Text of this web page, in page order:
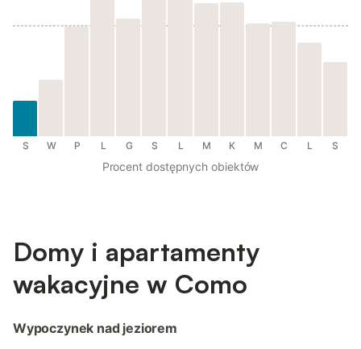
S W P L G S L M K M C L S
Procent dostępnych obiektów
Domy i apartamenty
wakacyjne w Como
Wypoczynek nad jeziorem